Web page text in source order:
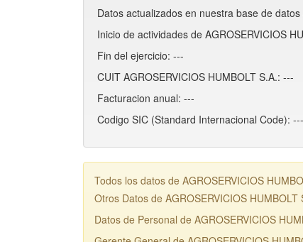
Datos actualizados en nuestra base de
Inicio de actividades de AGROSERVICIOS
Fin del ejercicio: ---
CUIT AGROSERVICIOS HUMBOLT S.A.: ---
Facturacion anual: ---
Codigo SIC (Standard Internacional Code): ---
Todos los datos de AGROSERVICIOS
Otros Datos de AGROSERVICIOS HUMBOLT
Datos de Personal de AGROSERVICIOS